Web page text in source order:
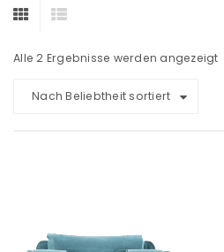
Alle 2 Ergebnisse werden angezeigt
Nach Beliebtheit sortiert